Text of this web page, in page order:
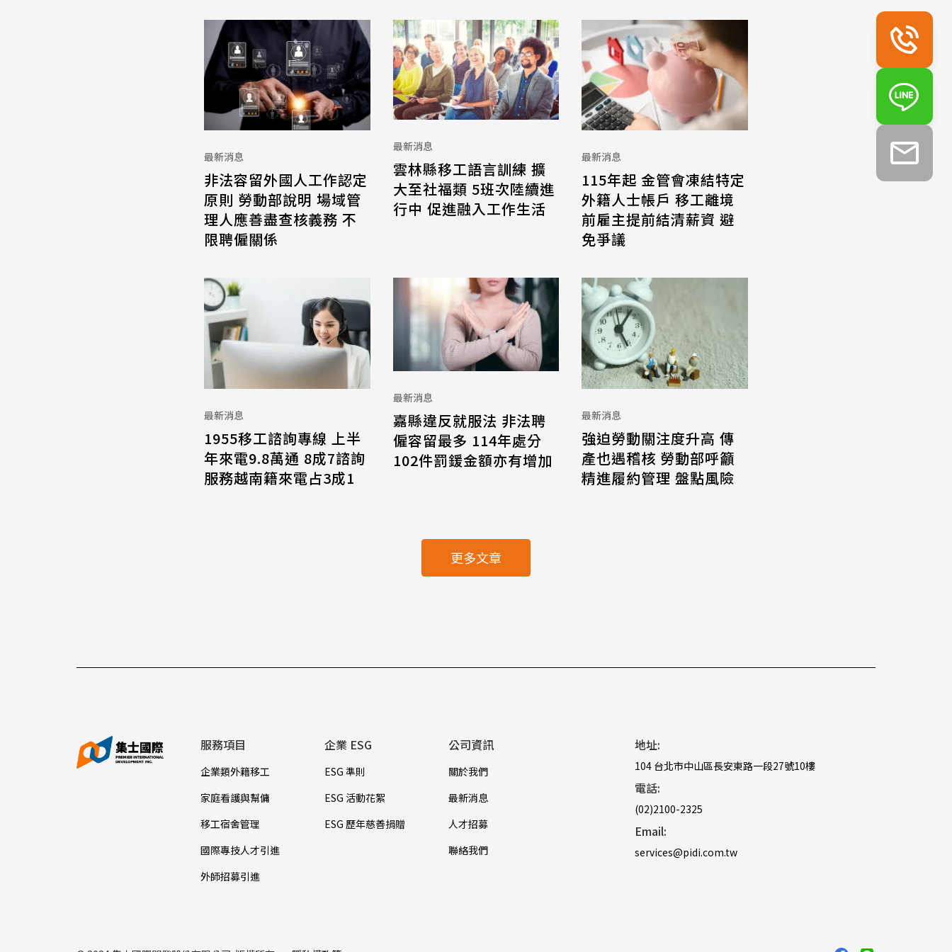
最新消息
非法容留外國人工作認定
原則 勞動部說明 場域管
理人應善盡查核義務 不
限聘僱關係
最新消息
雲林縣移工語言訓練 擴
大至社福類 5班次陸續進
行中 促進融入工作生活
最新消息
115年起 金管會凍結特定
外籍人士帳戶 移工離境
前雇主提前結清薪資 避
免爭議
最新消息
1955移工諮詢專線 上半
年來電9.8萬通 8成7諮詢
服務越南籍來電占3成1
最新消息
嘉縣違反就服法 非法聘
僱容留最多 114年處分
102件罰鍰金額亦有增加
最新消息
強迫勞動關注度升高 傳
產也遇稽核 勞動部呼籲
精進履約管理 盤點風險
更多文章
服務項目
企業類外籍移工
家庭看護與幫傭
移工宿舍管理
國際專技人才引進
外師招募引進
企業 ESG
ESG 準則
ESG 活動花絮
ESG 歷年慈善捐贈
公司資訊
關於我們
最新消息
人才招募
聯絡我們
地址:
104 台北市中山區長安東路一段27號10樓
電話:
(02)2100-2325
Email:
services@pidi.com.tw